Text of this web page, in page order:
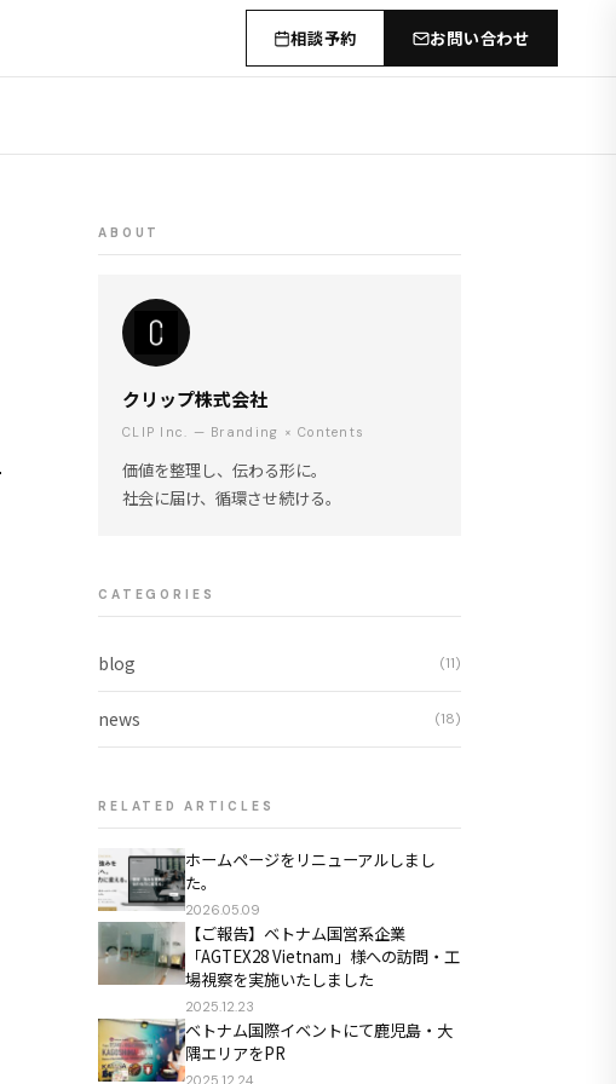
相談予約 お問い合わせ
ABOUT
クリップ株式会社
CLIP Inc. — Branding × Contents
価値を整理し、伝わる形に。
社会に届け、循環させ続ける。
CATEGORIES
blog (11)
news (18)
RELATED ARTICLES
ホームページをリニューアルしまし
た。
2026.05.09
【ご報告】ベトナム国営系企業
「AGTEX28 Vietnam」様への訪問・工
場視察を実施いたしました
2025.12.23
ベトナム国際イベントにて鹿児島・大
隅エリアをPR
2025.12.24